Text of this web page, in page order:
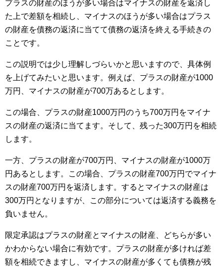
プラスの財産のほうが多い場合はマイナスの財産を返済し
た上で差額を相続し、マイナスのほうが多い場合はプラス
の財産を債務の返済に当てて債務の返済を終える手続きの
ことです。
この説明では少し理解しづらいかと思いますので、具体例
を上げてみたいと思います。例えば、プラスの財産が1000
万円、マイナスの財産が700万あるとします。
この場合、プラスの財産1000万円のうち700万円をマイナ
スの財産の返済に当てます。そして、残った300万円を相続
します。
一方、プラスの財産が700万円、マイナスの財産が1000万
円あるとします。この場合、プラスの財産700万円でマイナ
スの財産700万円を返済します。するとマイナスの財産は
300万円となりますが、この部分については返済する義務を
負いません。
限定承認はプラスの財産とマイナスの財産、どちらが多い
かわからない場合に有効です。プラスの財産が多ければ差
額を相続できますし、マイナスの財産が多くても債務が残